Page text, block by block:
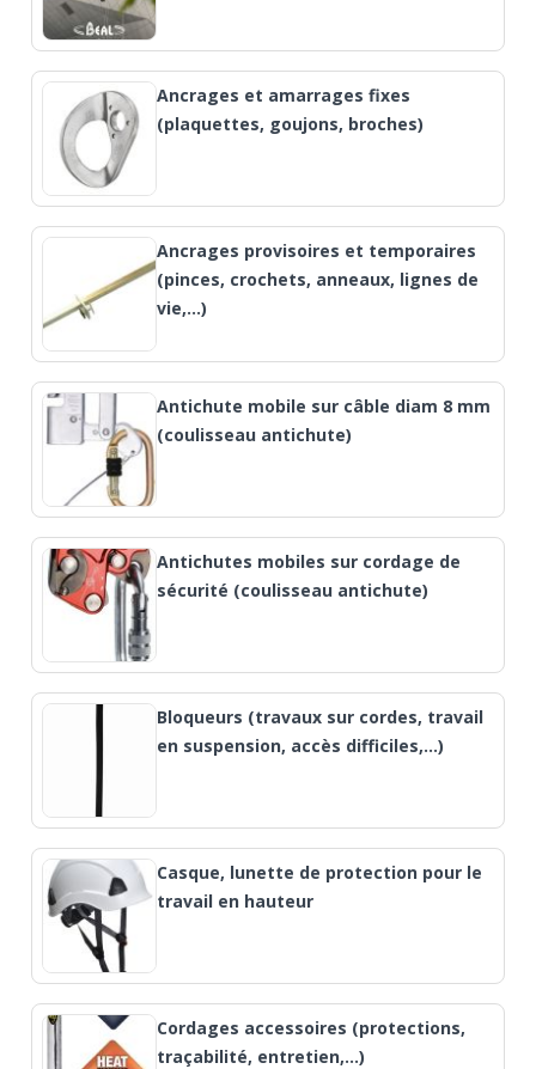
Ancrages et amarrages fixes
(plaquettes, goujons, broches)
Ancrages provisoires et temporaires
(pinces, crochets, anneaux, lignes de
vie,…)
Antichute mobile sur câble diam 8 mm
(coulisseau antichute)
Antichutes mobiles sur cordage de
sécurité (coulisseau antichute)
Bloqueurs (travaux sur cordes, travail
en suspension, accès difficiles,...)
Casque, lunette de protection pour le
travail en hauteur
Cordages accessoires (protections,
traçabilité, entretien,…)